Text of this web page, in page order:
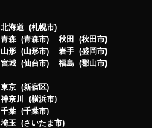
北海道
札幌市
青森
青森市 秋田
秋田市
山形
山形市 岩手
盛岡市
宮城
仙台市 福島 郡山市
東京
新宿区
神奈川
横浜市
千葉
千葉市
埼玉
さいたま市